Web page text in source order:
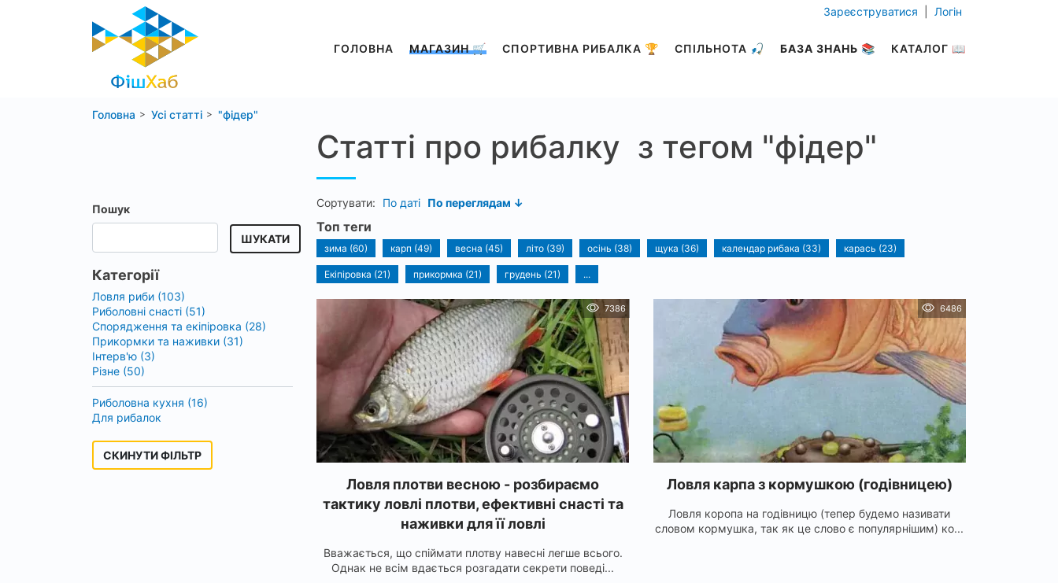
ГОЛОВНА МАГАЗИН 🛒 СПОРТИВНА РИБАЛКА 🏆 СПІЛЬНОТА 🎣 БАЗА ЗНАНЬ 📚 КАТАЛОГ 📖
Зареєструватися Логін
Головна Усі статті "фідер"
Пошук
ШУКАТИ
Категорії
Ловля риби (103)
Риболовні снасті (51)
Спорядження та екіпіровка (28)
Прикормки та наживки (31)
Інтерв'ю (3)
Різне (50)
Риболовна кухня (16)
Для рибалок
СКИНУТИ ФІЛЬТР
Статті про рибалку з тегом "фідер"
Сортувати: По даті По переглядам ↓
Топ теги
зима (60) карп (49) весна (45) літо (39) осінь (38) щука (36) календар рибака (33) карась (23)
Екіпіровка (21) прикормка (21) грудень (21) ...
7386
Ловля плотви весною - розбираємо
тактику ловлі плотви, ефективні снасті та
наживки для її ловлі
Вважається, що спіймати плотву навесні легше всього.
Однак не всім вдається розгадати секрети поведі...
6486
Ловля карпа з кормушкою (годівницею)
Ловля коропа на годівницю (тепер будемо називати
словом кормушка, так як це слово є популярнішим) ко...